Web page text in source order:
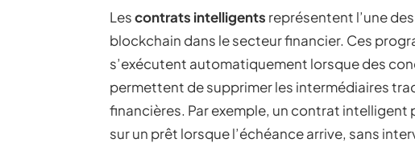
Lescontrats intelligents représentent l’une
blockchain dans le secteur financier. Ces
s’exécutent automatiquement lorsque des
permettent de supprimer les intermédiaires
financières. Par exemple, un contrat
sur un prêt lorsque l’échéance arrive, sans